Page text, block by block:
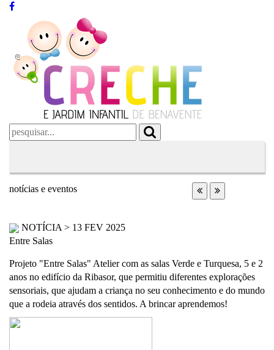
notícias e eventos
NOTÍCIA > 13 FEV 2025
Entre Salas
Projeto "Entre Salas" Atelier com as salas Verde e Turquesa, 5 e 2
anos no edifício da Ribasor, que permitiu diferentes explorações
sensoriais, que ajudam a criança no seu conhecimento e do mundo
que a rodeia através dos sentidos. A brincar aprendemos!